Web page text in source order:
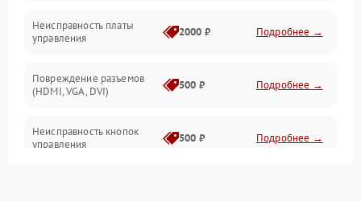
Неисправность платы
управления
2000 ₽ Подробнее →
Повреждение разъемов
(HDMI, VGA, DVI)
500 ₽ Подробнее →
Неисправность кнопок
управления
500 ₽ Подробнее →